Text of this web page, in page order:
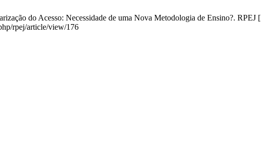
do Acesso: Necessidade de uma Nova Metodologia de Ensino?.
rpej/article/view/176